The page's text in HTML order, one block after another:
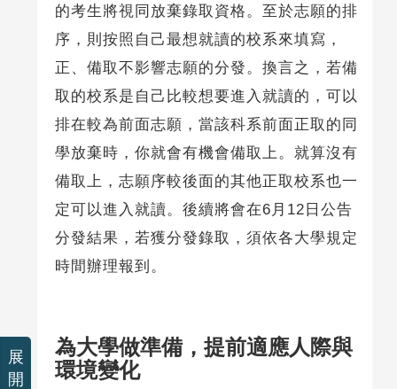
的考生將視同放棄錄取資格。至於志願的排
序，則按照自己最想就讀的校系來填寫，
正、備取不影響志願的分發。換言之，若備
取的校系是自己比較想要進入就讀的，可以
排在較為前面志願，當該科系前面正取的同
學放棄時，你就會有機會備取上。就算沒有
備取上，志願序較後面的其他正取校系也一
定可以進入就讀。後續將會在6月12日公告
分發結果，若獲分發錄取，須依各大學規定
時間辦理報到。
為大學做準備，提前適應人際與
環境變化
展
開